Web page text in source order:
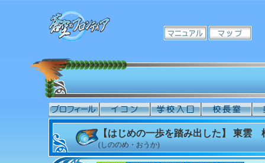
【はじめの一歩を踏み出した】 東雲
(しののめ・おうか)